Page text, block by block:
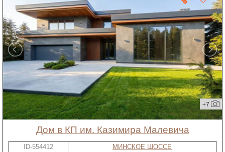
+7
дом в КП им. Казимира Малевича
ID-554412
МИНСКОЕ ШОССЕ